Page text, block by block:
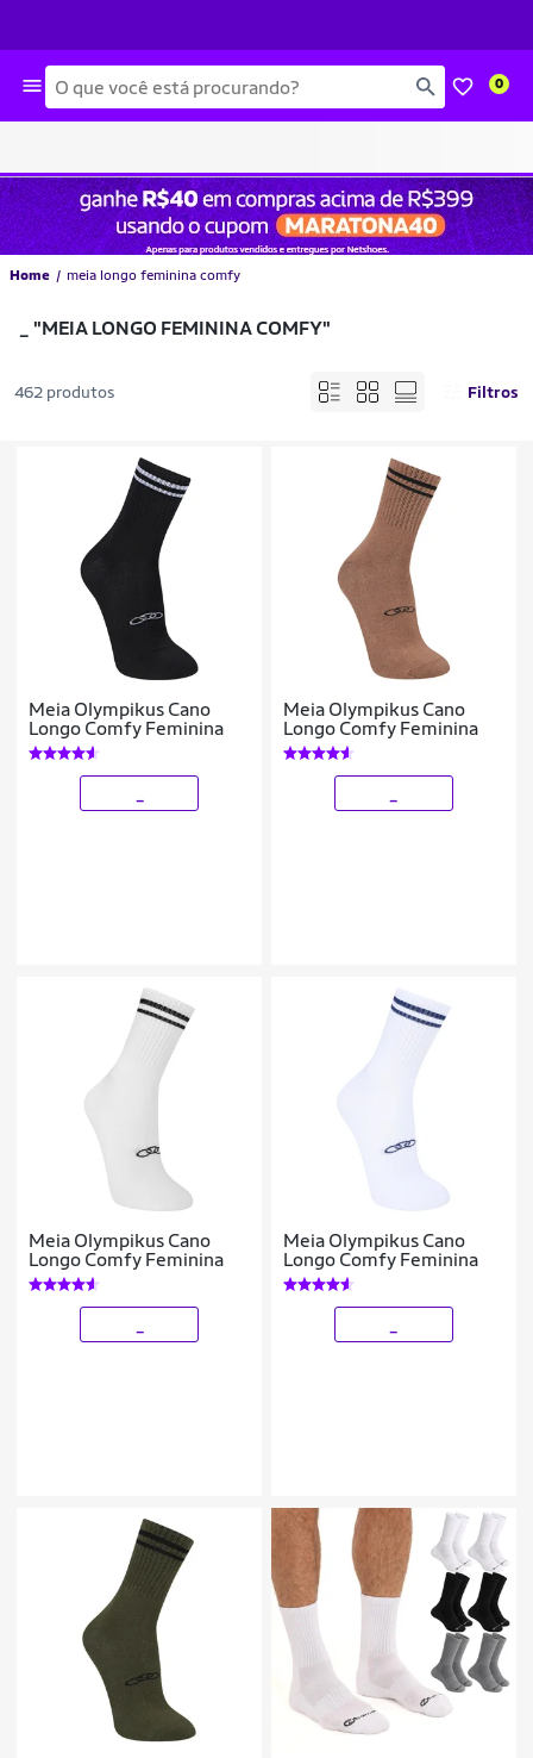
Busca 0
Home meia longo feminina comfy
"MEIA LONGO FEMININA COMFY"
462 produtos Filtros
Meia Olympikus Cano
Longo Comfy Feminina
Meia Olympikus Cano
Longo Comfy Feminina
Meia Olympikus Cano
Longo Comfy Feminina
Meia Olympikus Cano
Longo Comfy Feminina